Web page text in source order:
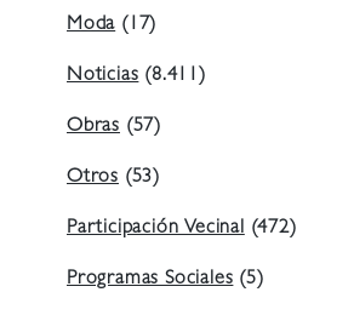
Moda(17)
Noticias(8.411)
Obras (57)
Otros (53)
Participación Vecinal(472)
Programas Sociales(5)